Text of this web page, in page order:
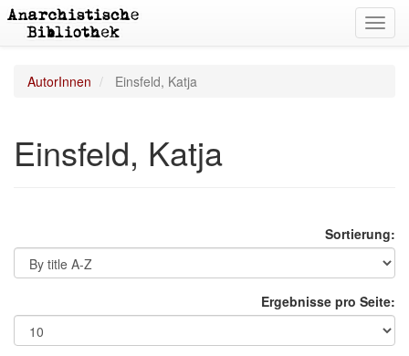
AutorInnen Einsfeld, Katja
Einsfeld, Katja
Sortierung:
Ergebnisse pro Seite: